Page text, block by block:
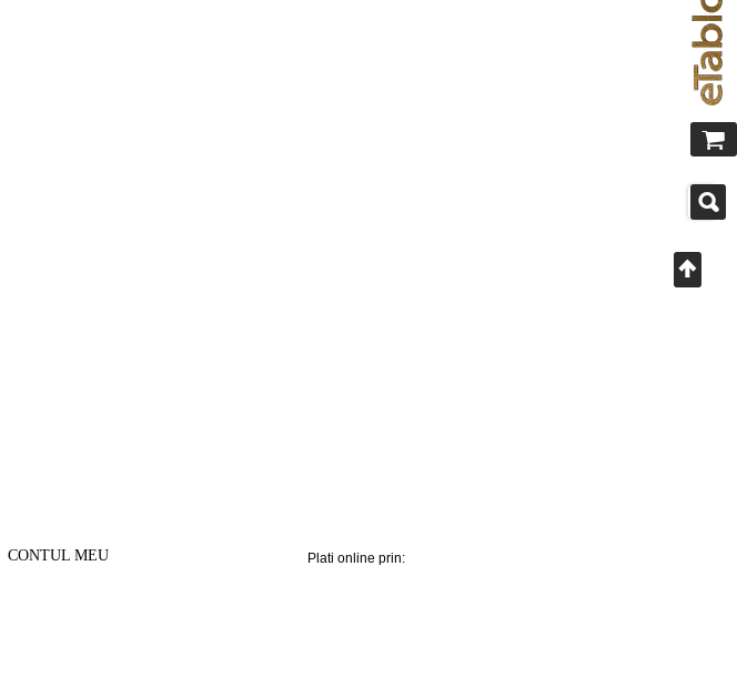
CONTUL MEU Plati online prin: